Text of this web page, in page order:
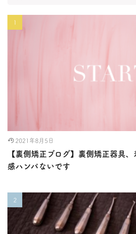
2021年8月5日
【裏側矯正ブログ】裏側矯正器具
感ハンパないです